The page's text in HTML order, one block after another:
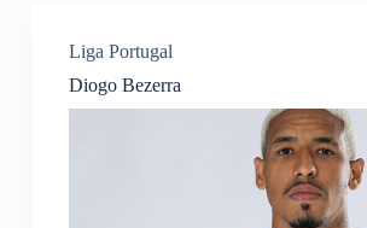
Liga Portugal
Diogo Bezerra